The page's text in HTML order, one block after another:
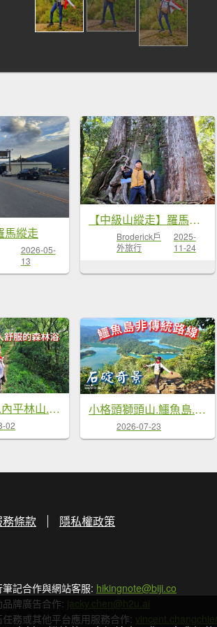
馬縱走
2026-05-
13
【中級山縱走】羅馬縱走，走進神木的夢幻童話森林世界
Broderick戶
外旅行
2025-
11-24
平湖西步道.內平林山.大坑山.平湖東步道O走全紀錄
02
小格頭獅頭山.鱷魚島.八卦茶園
2026-07-23
務條款 隱私權政策
筆記合作與網站客服: hikingnote@biji.co
品牌廣告合作: jacky.chen@h2u.ai
任務或其他平台應用服務合作: